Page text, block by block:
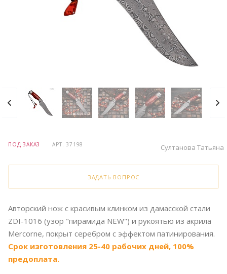
ПОД ЗАКАЗ АРТ.37198 Султанова Татьяна
ЗАДАТЬ ВОПРОС
Авторский нож с красивым клинком из дамасской стали
ZDI-1016 (узор "пирамида NEW") и рукоятью из акрила
Mercorne, покрыт серебром с эффектом патинирования.
Срок изготовления 25-40 рабочих дней, 100%
предоплата.